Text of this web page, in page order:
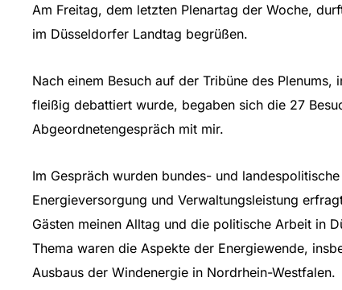
Am Freitag, dem letzten Plenartag der Woche,
im Düsseldorfer Landtag begrüßen.
Nach einem Besuch auf der Tribüne des Plenums,
fleißig debattiert wurde, begaben sich die 27
Abgeordnetengespräch mit mir.
Im Gespräch wurden bundes- und
Energieversorgung und Verwaltungsleistung
Gästen meinen Alltag und die politische Arbeit in
Thema waren die Aspekte der Energiewende,
Ausbaus der Windenergie in Nordrhein-Westfalen.